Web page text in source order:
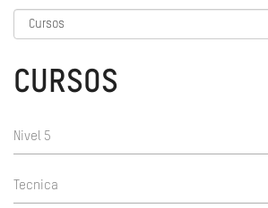
CURSOS
Nivel 5
Tecnica